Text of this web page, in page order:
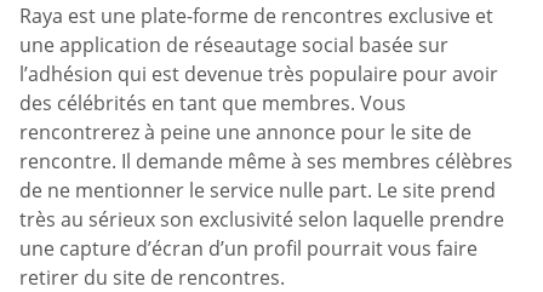
Raya est une plate-forme de rencontres exclusive et
une application de réseautage social basée sur
l’adhésion qui est devenue très populaire pour avoir
des célébrités en tant que membres. Vous
rencontrerez à peine une annonce pour le site de
rencontre. Il demande même à ses membres célèbres
de ne mentionner le service nulle part. Le site prend
très au sérieux son exclusivité selon laquelle prendre
une capture d’écran d’un profil pourrait vous faire
retirer du site de rencontres.